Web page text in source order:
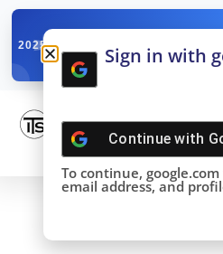
2025SNOWFLAKE SUMMIT
Sign in with
Continue with
To continue,
email address, and